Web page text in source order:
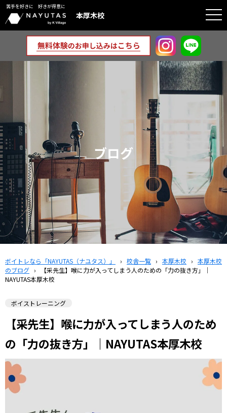
苦手を好きに 好きが得意に
本厚木校
ブログ
ボイトレなら「NAYUTAS（ナユタス）」 › 校舎一覧 › 本厚木校 › 本厚木校
のブログ ›
【采先生】喉に力が入ってしまう人のための「力の抜き方」｜
NAYUTAS本厚木校
ボイストレーニング
【采先生】喉に力が入ってしまう人のため
の「力の抜き方」｜NAYUTAS本厚木校